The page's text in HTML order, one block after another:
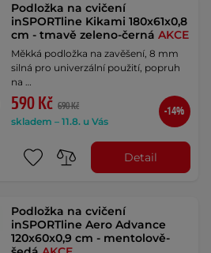
Podložka na cvičení
inSPORTline Kikami 180x61x0,8
cm - tmavě zeleno-černáAKCE
Měkká podložka na zavěšení, 8 mm
silná pro univerzální použití, popruh
na …
590 Kč 690 Kč
skladem – 11.8. u Vás
-14%
Detail
Podložka na cvičení
inSPORTline Aero Advance
120x60x0,9 cm - mentolově-